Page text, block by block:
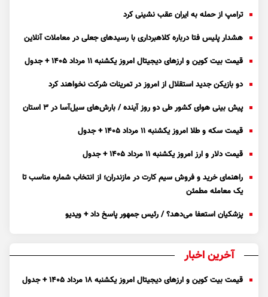
ترامپ از حمله به ایران عقب نشینی کرد
هشدار پلیس فتا درباره کلاهبرداری با رسید‌های جعلی در معاملات آنلاین
قیمت بیت کوین و ارز‌های دیجیتال امروز یکشنبه ۱۱ مرداد ۱۴۰۵ + جدول
دو بازیکن جدید استقلال از امروز در تمرینات شرکت نخواهند کرد
پیش بینی هوای کشور طی دو روز آینده / بارش‌های سیل‌آسا در ۳ استان
قیمت سکه و طلا امروز یکشنبه ۱۱ مرداد ۱۴۰۵ + جدول
قیمت دلار و ارز امروز یکشنبه ۱۱ مرداد ۱۴۰۵ + جدول
راهنمای خرید و فروش سیم کارت در مازندران؛ از انتخاب شماره مناسب تا
یک معامله مطمئن
پزشکیان استعفا می‌دهد؟ / رئیس جمهور پاسخ داد + ویدیو
آخرین اخبار
قیمت بیت کوین و ارز‌های دیجیتال امروز یکشنبه ۱۸ مرداد ۱۴۰۵ + جدول